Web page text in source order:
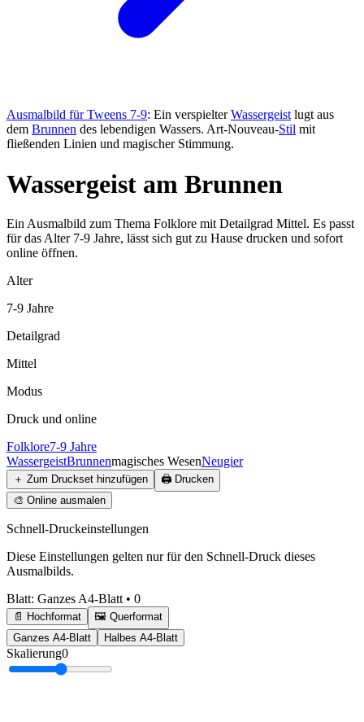
Ausmalbild für Tweens 7-9: Ein verspielterWassergeist lugt aus
dem Brunnen des lebendigen Wassers. Art-Nouveau-Stil mit
fließenden Linien und magischer Stimmung.
Wassergeist am Brunnen
Ein Ausmalbild zum Thema Folklore mit Detailgrad Mittel. Es passt
für das Alter 7-9 Jahre, lässt sich gut zu Hause drucken und sofort
online öffnen.
Alter
7-9 Jahre
Detailgrad
Mittel
Modus
Druck und online
Folklore7-9 Jahre
WassergeistBrunnenmagisches WesenNeugier
＋ Zum Druckset hinzufügen 🖨️ Drucken
🎨 Online ausmalen
Schnell-Druckeinstellungen
Diese Einstellungen gelten nur für den Schnell-Druck dieses
Ausmalbilds.
Blatt: Ganzes A4-Blatt • 0
📄 Hochformat
🖼️ Querformat
Ganzes A4-Blatt
Halbes A4-Blatt
Skalierung0